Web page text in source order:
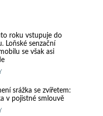
roku vstupuje do
Loňské senzační
se však asi
srážka se zvířetem:
v pojistné smlouvě